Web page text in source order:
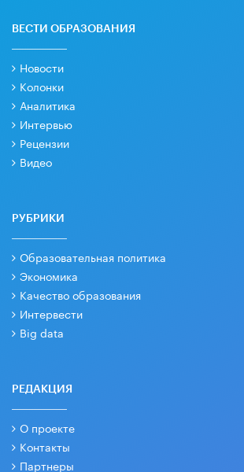
ВЕСТИ ОБРАЗОВАНИЯ
Новости
Колонки
Аналитика
Интервью
Рецензии
Видео
РУБРИКИ
Образовательная политика
Экономика
Качество образования
Интервести
Big data
РЕДАКЦИЯ
О проекте
Контакты
Партнеры